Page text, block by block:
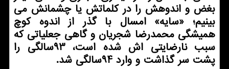
بغض و اندوهش را در کلماتش یا چشمانش می
بینیم؛ «سایه» امسال با گذر از اندوه کوچ
همیشگی محمدرضا شجریان و گاهی جعلیاتی که
سبب نارضایتی اش شده است، 93سالگی را
پشت سر گذاشت و وارد 94سالگی شد.